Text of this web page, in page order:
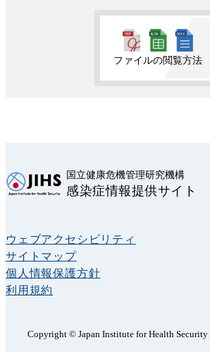
ファイルの閲覧方法
国立健康危機管理研究機構
感染症情報提供サイト
ウェブアクセシビリティ
サイトマップ
個人情報保護方針
利用規約
Copyright © Japan Institute for Health Security